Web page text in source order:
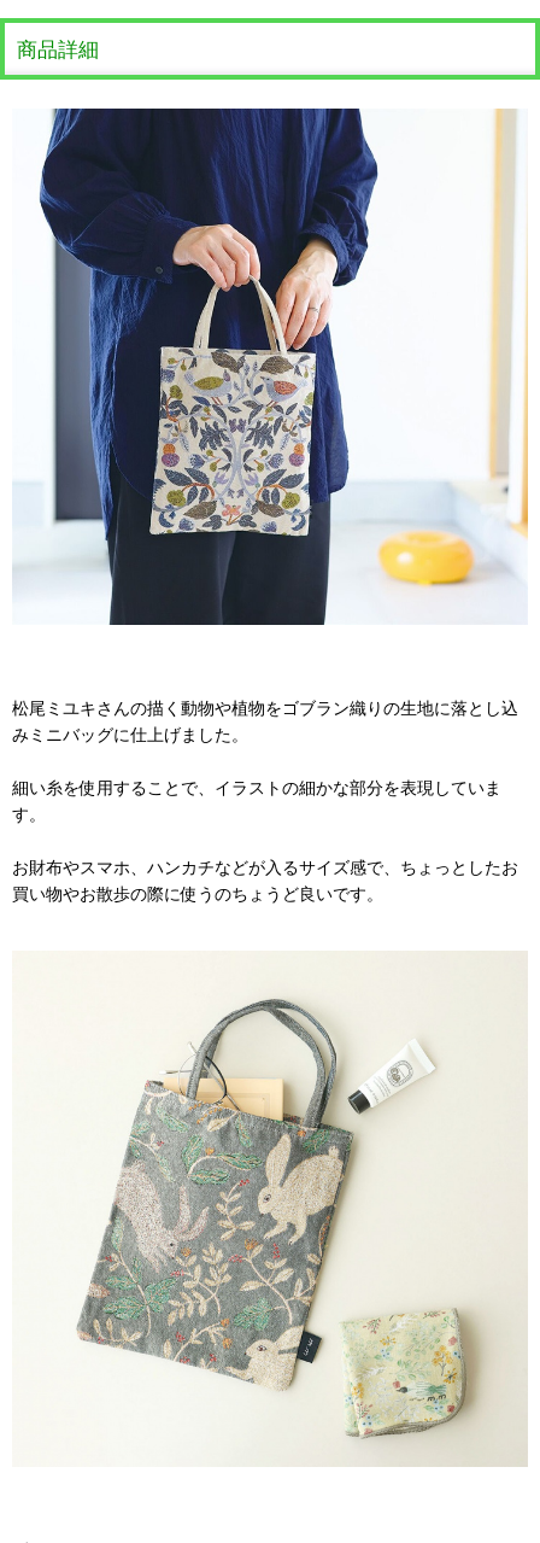
商品詳細
松尾ミユキさんの描く動物や植物をゴブラン織りの生地に落とし込
みミニバッグに仕上げました。
細い糸を使用することで、イラストの細かな部分を表現していま
す。
お財布やスマホ、ハンカチなどが入るサイズ感で、ちょっとしたお
買い物やお散歩の際に使うのちょうど良いです。